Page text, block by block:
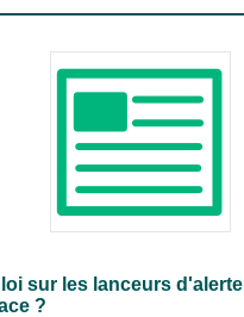
sur les lanceurs d'alerte
?